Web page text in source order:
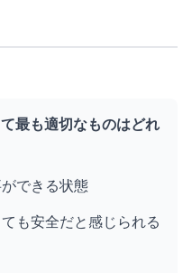
最も適切なものはどれ
できる状態
も安全だと感じられる